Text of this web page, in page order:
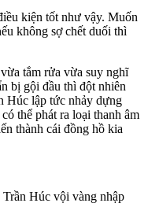
kiện tốt như vậy. Muốn
không sợ chết duối thì
tắm rửa vừa suy nghĩ
bị gội đầu thì đột nhiên
Húc lập tức nhảy dựng
thể phát ra loại thanh âm
thành cái đồng hồ kia
Húc vội vàng nhập